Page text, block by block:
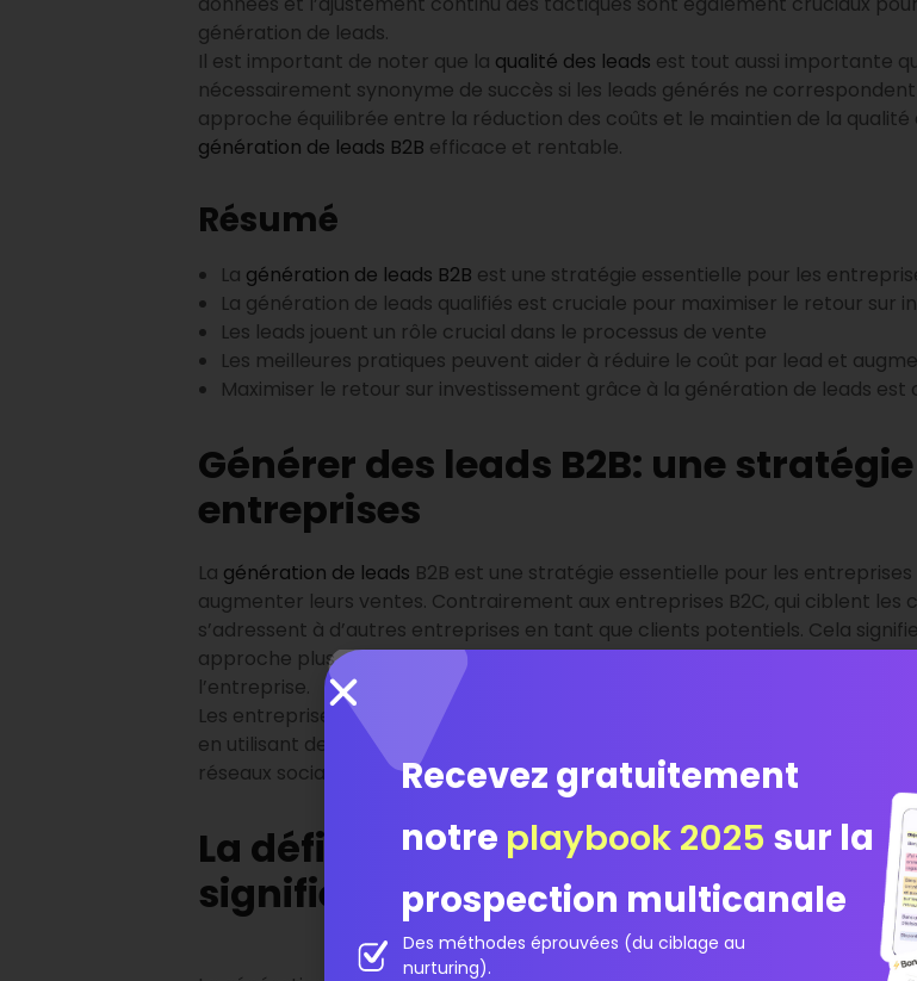
génération de leads.
Il est important de noter que la qualité des leads est tout aussi importante
nécessairement synonyme de succès si les leads générés ne
approche équilibrée entre la réduction des coûts et le maintien de la qualité
génération de leads B2B efficace et rentable.
Résumé
La génération de leads B2B est une stratégie essentielle pour les
La génération de leads qualifiés est cruciale pour maximiser le retour sur
Les leads jouent un rôle crucial dans le processus de vente
Les meilleures pratiques peuvent aider à réduire le coût par lead et
Maximiser le retour sur investissement grâce à la génération de leads est
Générer des leads B2B: une
entreprises
La génération de leads B2B est une stratégie essentielle pour les
augmenter leurs ventes. Contrairement aux entreprises B2C, qui ciblent les
s’adressent à d’autres entreprises en tant que clients potentiels. Cela
approche plus ciblée et personnalisée, car les décisions d’achat sont
l’entreprise.
Les entreprises B2B doivent donc mettre en place des stratégies de
en utilisant des tactiques telles que le
, le
réseaux sociaux pour attirer l’attention des prospects et les convertir en
La définition de la génération de
signifie réellement?
Recevez gratuitement
notre playbook 2025 sur la
prospection multicanale
Des méthodes éprouvées (du ciblage au
nurturing).